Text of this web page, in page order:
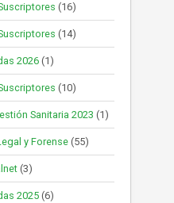
(16)
(14)
2026(1)
(10)
Sanitaria 2023 (1)
y Forense(55)
(3)
2025(6)